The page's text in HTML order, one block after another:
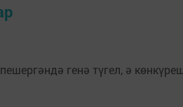
генә түгел, ә